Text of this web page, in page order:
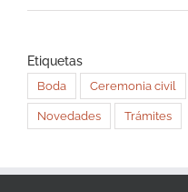
Etiquetas
Boda Ceremonia civil
Novedades Trámites